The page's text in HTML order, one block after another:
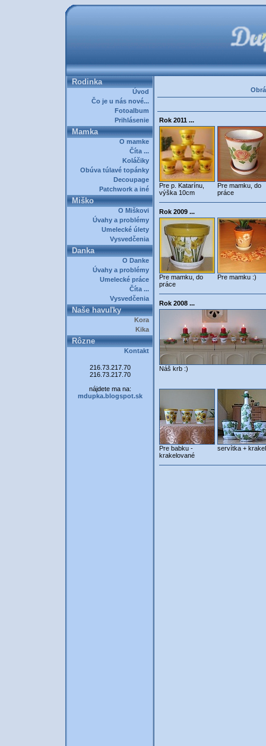
Rodinka
Úvod
Čo je u nás nové...
Fotoalbum
Prihlásenie
Mamka
O mamke
Číta ...
Koláčiky
Obúva túlavé topánky
Decoupage
Patchwork a iné
Miško
O Miškovi
Úvahy a problémy
Umelecké úlety
Vysvedčenia
Danka
O Danke
Úvahy a problémy
Umelecké práce
Číta ...
Vysvedčenia
Naše havuľky
Kora
Kika
Rôzne
Kontakt
216.73.217.70
216.73.217.70
nájdete ma na:
mdupka.blogspot.sk
Rok 2011 ...
Pre p. Katarínu,
výška 10cm
Pre mamku, do
práce
Rok 2009 ...
Pre mamku, do
práce
Pre mamku :)
Rok 2008 ...
Náš krb :)
Pre babku -
krakelované
servítka + krakel